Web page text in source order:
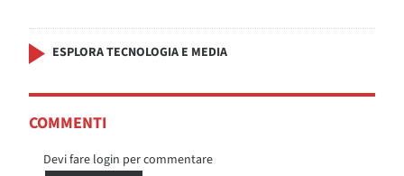
ESPLORA TECNOLOGIA E MEDIA
COMMENTI
Devi fare login per commentare